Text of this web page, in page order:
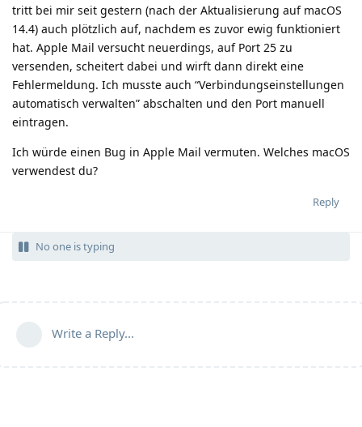
tritt bei mir seit gestern (nach der Aktualisierung auf macOS
14.4) auch plötzlich auf, nachdem es zuvor ewig funktioniert
hat. Apple Mail versucht neuerdings, auf Port 25 zu
versenden, scheitert dabei und wirft dann direkt eine
Fehlermeldung. Ich musste auch “Verbindungseinstellungen
automatisch verwalten” abschalten und den Port manuell
eintragen.
Ich würde einen Bug in Apple Mail vermuten. Welches macOS
verwendest du?
Reply
No one is typing
Write a Reply...